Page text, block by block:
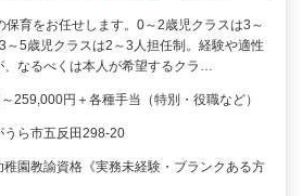
保育をお任せします。0～2歳児クラスは3～
～5歳児クラスは2～3人担任制。経験や適性
、なるべくは本人が希望するクラ…
259,000円＋各種手当（特別・役職など）
うら市五反田298-20
稚園教諭資格《実務未経験・ブランクある方